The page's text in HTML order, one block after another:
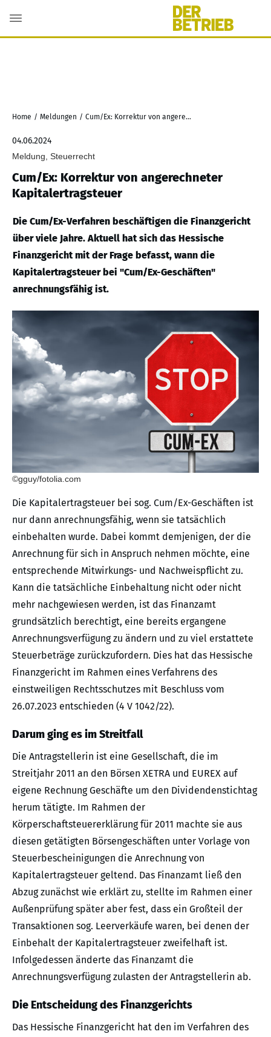
Home / Meldungen / Cum/Ex: Korrektur von angerechneter Kapitalertragsteuer
04.06.2024
Meldung, Steuerrecht
Cum/Ex: Korrektur von angerechneter
Kapitalertragsteuer
Die Cum/Ex-Verfahren beschäftigen die Finanzgericht
über viele Jahre. Aktuell hat sich das Hessische
Finanzgericht mit der Frage befasst, wann die
Kapitalertragsteuer bei "Cum/Ex-Geschäften"
anrechnungsfähig ist.
©gguy/fotolia.com
Die Kapitalertragsteuer bei sog. Cum/Ex-Geschäften ist
nur dann anrechnungsfähig, wenn sie tatsächlich
einbehalten wurde. Dabei kommt demjenigen, der die
Anrechnung für sich in Anspruch nehmen möchte, eine
entsprechende Mitwirkungs- und Nachweispflicht zu.
Kann die tatsächliche Einbehaltung nicht oder nicht
mehr nachgewiesen werden, ist das Finanzamt
grundsätzlich berechtigt, eine bereits ergangene
Anrechnungsverfügung zu ändern und zu viel erstattete
Steuerbeträge zurückzufordern. Dies hat das Hessische
Finanzgericht im Rahmen eines Verfahrens des
einstweiligen Rechtsschutzes mit Beschluss vom
26.07.2023 entschieden (4 V 1042/22).
Darum ging es im Streitfall
Die Antragstellerin ist eine Gesellschaft, die im
Streitjahr 2011 an den Börsen XETRA und EUREX auf
eigene Rechnung Geschäfte um den Dividendenstichtag
herum tätigte. Im Rahmen der
Körperschaftsteuererklärung für 2011 machte sie aus
diesen getätigten Börsengeschäften unter Vorlage von
Steuerbescheinigungen die Anrechnung von
Kapitalertragsteuer geltend. Das Finanzamt ließ den
Abzug zunächst wie erklärt zu, stellte im Rahmen einer
Außenprüfung später aber fest, dass ein Großteil der
Transaktionen sog. Leerverkäufe waren, bei denen der
Einbehalt der Kapitalertragsteuer zweifelhaft ist.
Infolgedessen änderte das Finanzamt die
Anrechnungsverfügung zulasten der Antragstellerin ab.
Die Entscheidung des Finanzgerichts
Das Hessische Finanzgericht hat den im Verfahren des